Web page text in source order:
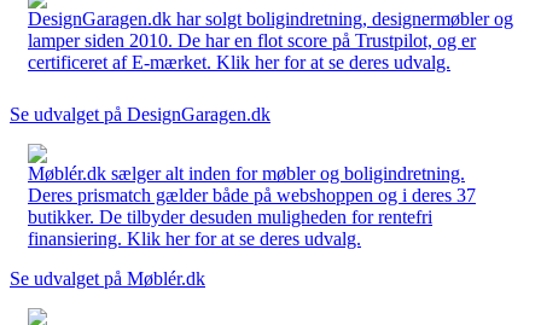
DesignGaragen.dk har solgt boligindretning, designermøbler og
lamper siden 2010. De har en flot score på Trustpilot, og er
certificeret af E-mærket. Klik her for at se deres udvalg.
Se udvalget på DesignGaragen.dk
Møblér.dk sælger alt inden for møbler og boligindretning.
Deres prismatch gælder både på webshoppen og i deres 37
butikker. De tilbyder desuden muligheden for rentefri
finansiering. Klik her for at se deres udvalg.
Se udvalget på Møblér.dk